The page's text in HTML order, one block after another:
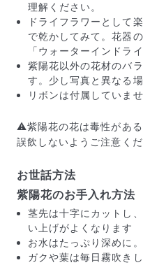
届いたお花に元気がな
もし届いたお花に「枯れ
までご連絡ください。ご
理解ください。
ドライフラワーとして
で乾かしてみて。花器
「ウォーターインドラ
紫陽花以外の花材のバ
す。少し写真と異なる場
リボンは付属していませ
⚠️紫陽花の花は毒性があ
誤飲しないようご注意く
お世話方法
紫陽花のお手入れ方法
茎先は十字にカットし
い上げがよくなります
お水はたっぷり深めに。
ガクや葉は毎日霧吹き